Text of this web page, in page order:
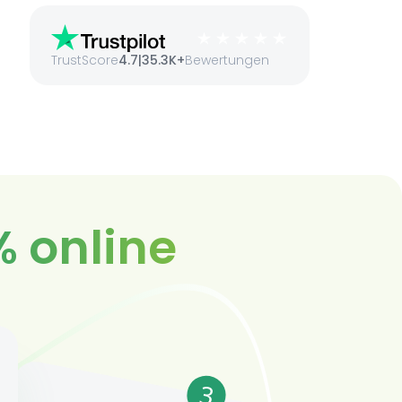
TrustScore4.7|35.3K+Bewertungen
online
3